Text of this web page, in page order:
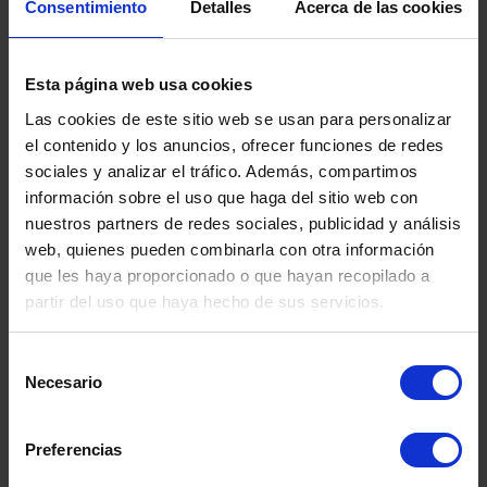
Consentimiento Detalles Acerca de las cookies
Esta página web usa cookies
Las cookies de este sitio web se usan para personalizar
el contenido y los anuncios, ofrecer funciones de redes
sociales y analizar el tráfico. Además, compartimos
información sobre el uso que haga del sitio web con
nuestros partners de redes sociales, publicidad y análisis
web, quienes pueden combinarla con otra información
que les haya proporcionado o que hayan recopilado a
partir del uso que haya hecho de sus servicios.
Necesario
Preferencias
Verwandte Produkte